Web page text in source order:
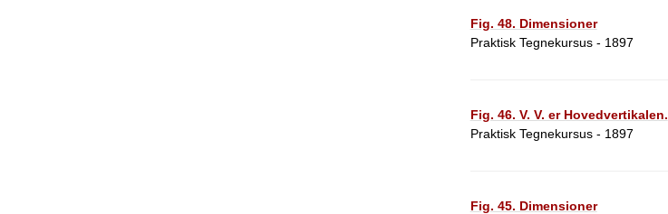
Fig. 48. Dimensioner
Praktisk Tegnekursus - 1897
Fig. 46. V. V. er Hovedvertikalen.
Praktisk Tegnekursus - 1897
Fig. 45. Dimensioner